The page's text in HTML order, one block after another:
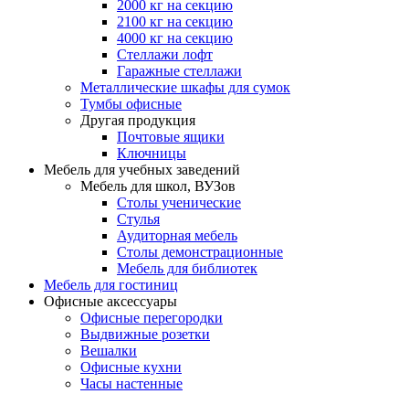
2000 кг на секцию
2100 кг на секцию
4000 кг на секцию
Стеллажи лофт
Гаражные стеллажи
Металлические шкафы для сумок
Тумбы офисные
Другая продукция
Почтовые ящики
Ключницы
Мебель для учебных заведений
Мебель для школ, ВУЗов
Столы ученические
Стулья
Аудиторная мебель
Столы демонстрационные
Мебель для библиотек
Мебель для гостиниц
Офисные аксессуары
Офисные перегородки
Выдвижные розетки
Вешалки
Офисные кухни
Часы настенные